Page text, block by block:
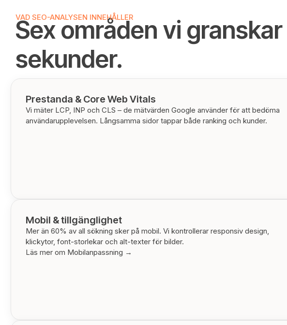
VAD SEO-ANALYSEN INNEHÅLLER
Sex områden vi
sekunder.
Prestanda & Core Web Vitals
Vi mäter LCP, INP och CLS – de mätvärden Google använder för att bedöma
användarupplevelsen. Långsamma sidor tappar både ranking och kunder.
Mobil & tillgänglighet
Mer än 60% av all sökning sker på mobil. Vi kontrollerar responsiv design,
klickytor, font-storlekar och alt-texter för bilder.
Läs mer om Mobilanpassning →